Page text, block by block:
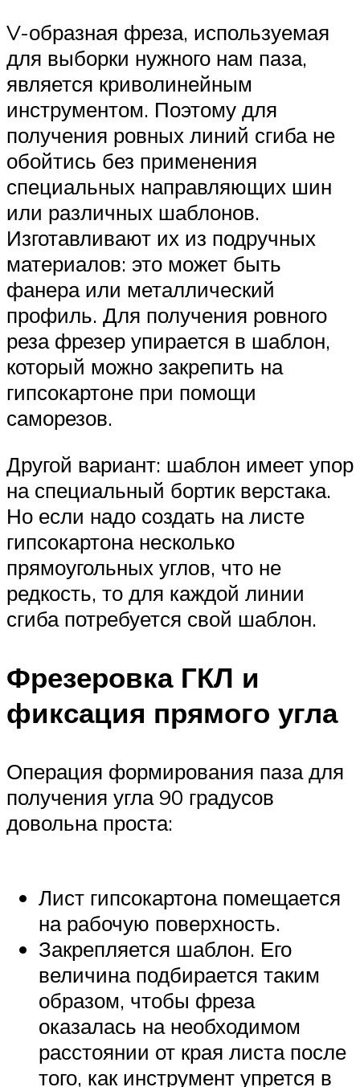
V-образная фреза, используемая
для выборки нужного нам паза,
является криволинейным
инструментом. Поэтому для
получения ровных линий сгиба не
обойтись без применения
специальных направляющих шин
или различных шаблонов.
Изготавливают их из подручных
материалов: это может быть
фанера или металлический
профиль. Для получения ровного
реза фрезер упирается в шаблон,
который можно закрепить на
гипсокартоне при помощи
саморезов.
Другой вариант: шаблон имеет упор
на специальный бортик верстака.
Но если надо создать на листе
гипсокартона несколько
прямоугольных углов, что не
редкость, то для каждой линии
сгиба потребуется свой шаблон.
Фрезеровка ГКЛ и
фиксация прямого угла
Операция формирования паза для
получения угла 90 градусов
довольна проста:
Лист гипсокартона помещается
на рабочую поверхность.
Закрепляется шаблон. Его
величина подбирается таким
образом, чтобы фреза
оказалась на необходимом
расстоянии от края листа после
того, как инструмент упрется в